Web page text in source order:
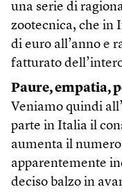
una serie di
zootecnica, che in
di euro all’anno e
fatturato
Paure, empatia,
Veniamo quindi
parte in Italia il
aumenta il
apparentemente
deciso balzo in